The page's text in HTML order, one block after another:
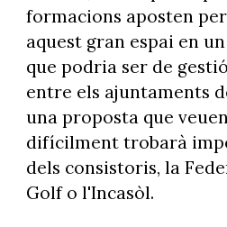
formacions aposten
aquest gran espai en
que podria ser de
entre els ajuntaments
una proposta que
difícilment trobarà
dels consistoris, la
Golf o l'Incasòl.